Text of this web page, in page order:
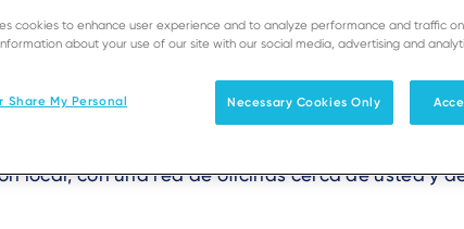
SOPORTE
Soluciones Productos &
-
local, con una red de oficinas cerca de usted y
cookies to enhance user experience and to analyze performance and traffic
about your use of our site with our social media, advertising and
Share My Personal
Necessary Cookies Only